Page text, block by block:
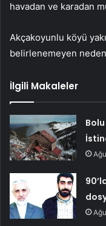
havadan ve karadan
Akçakoyunlu köyü
belirlenemeyen
İlgili Makaleler